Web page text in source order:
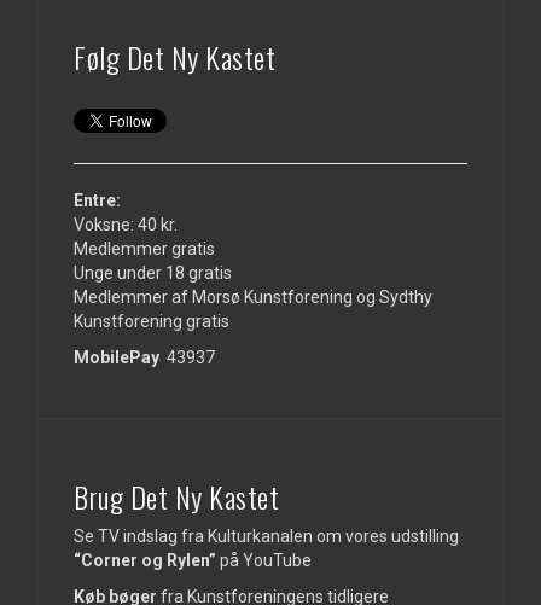
Følg Det Ny Kastet
Entre:
Voksne: 40 kr.
Medlemmer gratis
Unge under 18 gratis
Medlemmer af Morsø Kunstforening og Sydthy
Kunstforening gratis
MobilePay 43937
Brug Det Ny Kastet
Se TV indslag fra Kulturkanalen om vores udstilling
“Corner og Rylen” på YouTube
Køb bøger fra Kunstforeningens tidligere